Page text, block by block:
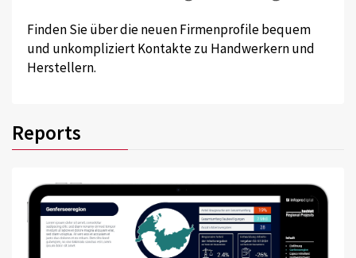
Finden Sie über die neuen Firmenprofile bequem
und unkompliziert Kontakte zu Handwerkern und
Herstellern.
Reports